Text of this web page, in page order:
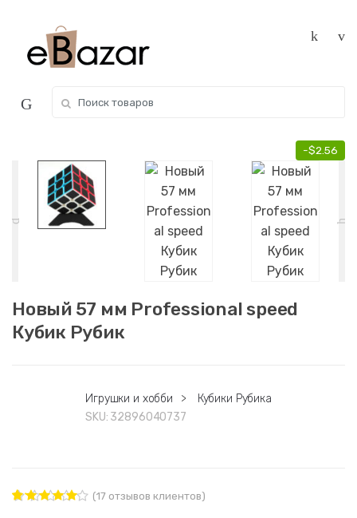
navigation
content
for:
-$2.56
Новый 57 мм Professional speed
Кубик Рубик
Игрушки и хобби >
Кубики Рубика
SKU: 32896040737
(17 отзывов клиентов)